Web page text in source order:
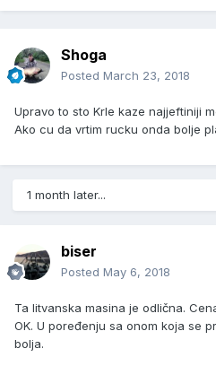
Shoga
Posted March 23, 2018
Upravo to sto Krle kaze najjeftiniji
Ako cu da vrtim rucku onda bolje
1 month later...
biser
Posted May 6, 2018
Ta litvanska masina je odlična.
OK. U poređenju sa onom koja se
bolja.